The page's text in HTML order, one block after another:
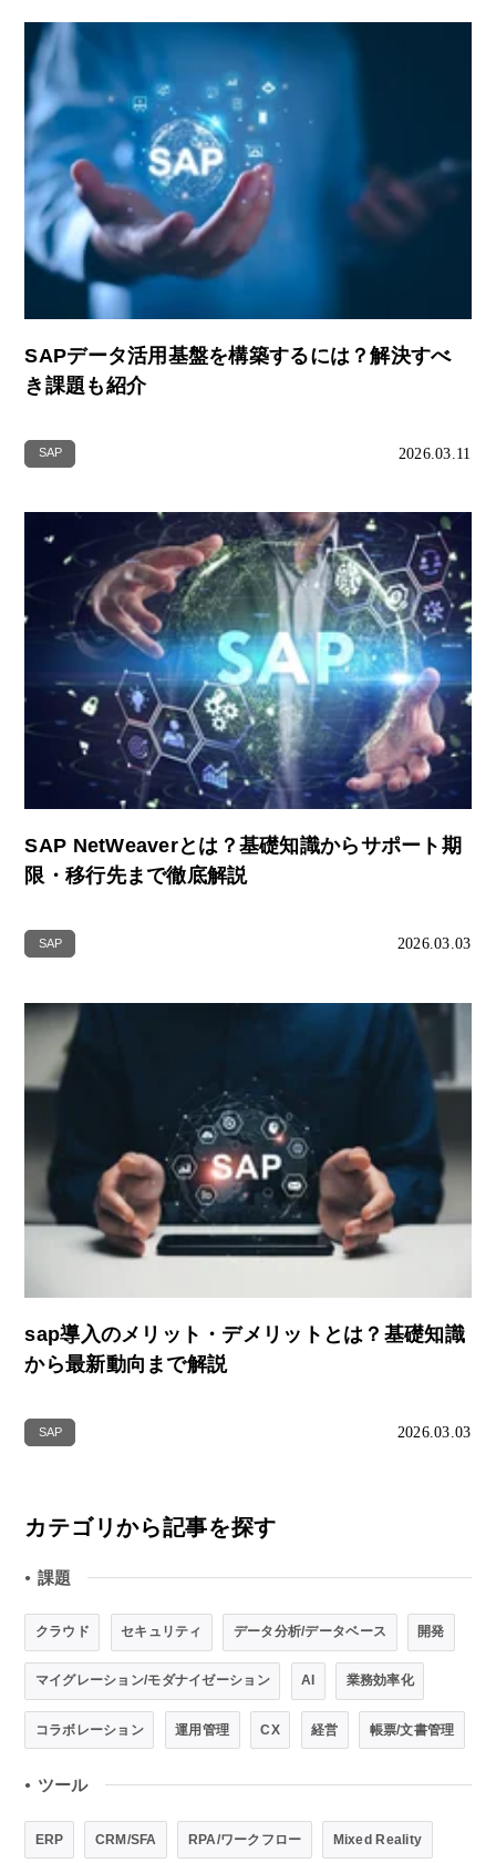
SAPデータ活用基盤を構築するには？解決すべ
き課題も紹介
SAP 2026.03.11
SAP NetWeaverとは？基礎知識からサポート期
限・移行先まで徹底解説
SAP 2026.03.03
sap導入のメリット・デメリットとは？基礎知識
から最新動向まで解説
SAP 2026.03.03
カテゴリから記事を探す
● 課題
クラウド セキュリティ データ分析/データベース 開発
マイグレーション/モダナイゼーション AI 業務効率化
コラボレーション 運用管理 CX 経営 帳票/文書管理
● ツール
ERP CRM/SFA RPA/ワークフロー Mixed Reality